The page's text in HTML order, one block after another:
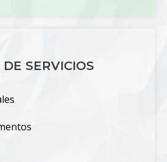
SERVICIOS